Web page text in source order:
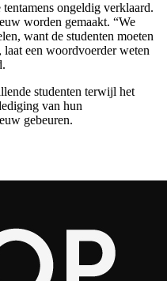
ongeldig verklaard.
worden gemaakt. “We
want de studenten moeten
een woordvoerder weten
studenten terwijl het
van hun
gebeuren.